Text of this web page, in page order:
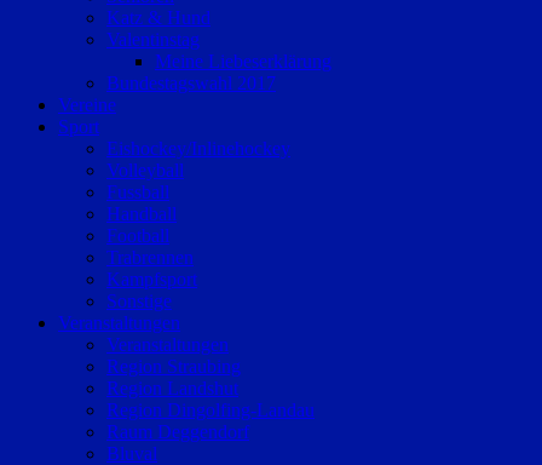
Katz & Hund
Valentinstag
Meine Liebeserklärung
Bundestagswahl 2017
Vereine
Sport
Eishockey/Inlinehockey
Volleyball
Fussball
Handball
Football
Trabrennen
Kampfsport
Sonstige
Veranstaltungen
Veranstaltungen
Region Straubing
Region Landshut
Region Dingolfing-Landau
Raum Deggendorf
Bluval